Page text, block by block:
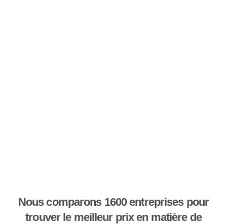
Nous comparons 1600 entreprises pour
trouver le meilleur prix en matière de